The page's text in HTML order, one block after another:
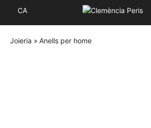
CA
Joieria »Anells per home